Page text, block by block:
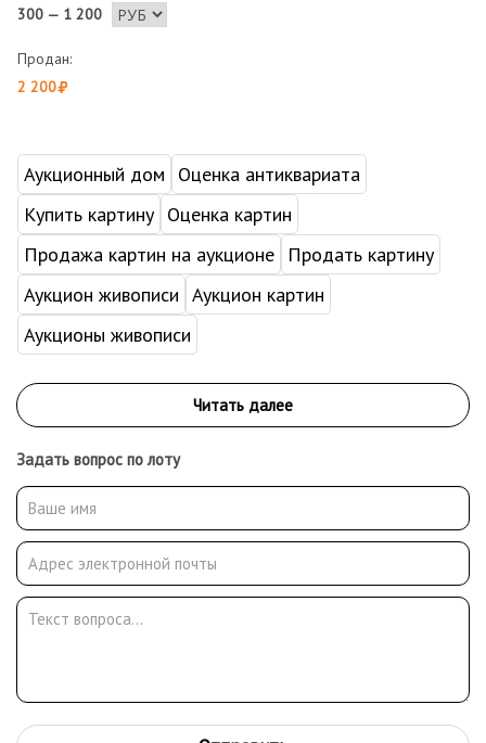
300 — 1 200
Продан:
2 200
Аукционный дом
Оценка антиквариата
Купить картину Оценка картин
Продажа картин на аукционе
Продать картину
Аукцион живописи Аукцион картин
Аукционы живописи
Задать вопрос по лоту